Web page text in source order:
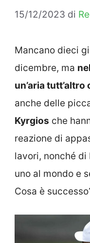
15/12/2023 di
Mancano dieci
dicembre, ma
un’aria tutt’altro
anche delle
Kyrgios che
reazione di
lavori, nonché di
uno al mondo e
Cosa è